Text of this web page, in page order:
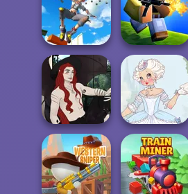
Veck.io State Connect
Only Up 3D
Parkour Go
Ascend
Poxel.io
Casual Magic
Maker 2.0
Marie Antoinette
2.0